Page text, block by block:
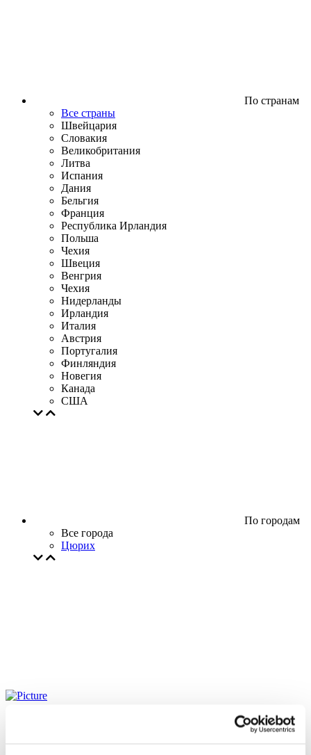
По странам
Все страны
Швейцария
Словакия
Великобритания
Литва
Испания
Дания
Бельгия
Франция
Республика Ирландия
Польша
Чехия
Швеция
Венгрия
Чехия
Нидерланды
Ирландия
Италия
Австрия
Португалия
Финляндия
Новегия
Канада
США
По городам
Все города
Цюрих